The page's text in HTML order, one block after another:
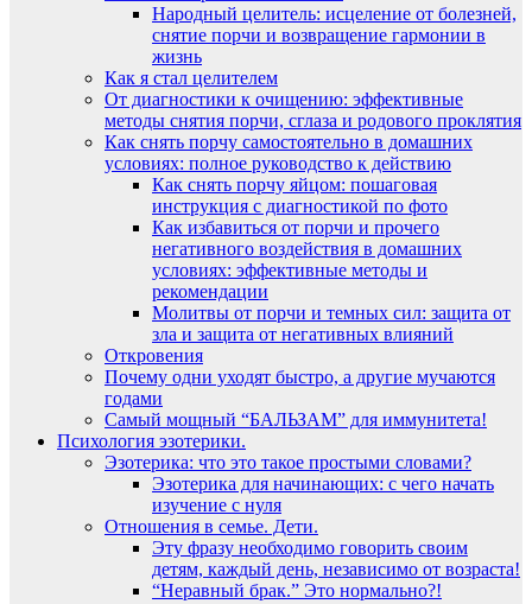
Народный целитель: исцеление от болезней,
снятие порчи и возвращение гармонии в
жизнь
Как я стал целителем
От диагностики к очищению: эффективные
методы снятия порчи, сглаза и родового проклятия
Как снять порчу самостоятельно в домашних
условиях: полное руководство к действию
Как снять порчу яйцом: пошаговая
инструкция с диагностикой по фото
Как избавиться от порчи и прочего
негативного воздействия в домашних
условиях: эффективные методы и
рекомендации
Молитвы от порчи и темных сил: защита от
зла и защита от негативных влияний
Откровения
Почему одни уходят быстро, а другие мучаются
годами
Самый мощный “БАЛЬЗАМ” для иммунитета!
Психология эзотерики.
Эзотерика: что это такое простыми словами?
Эзотерика для начинающих: с чего начать
изучение с нуля
Отношения в семье. Дети.
Эту фразу необходимо говорить своим
детям, каждый день, независимо от возраста!
“Неравный брак.” Это нормально?!